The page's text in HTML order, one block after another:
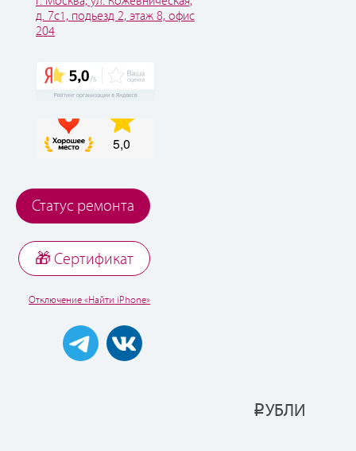
д. 7с1, подьезд 2, этаж 8, офис
204
Статус ремонта
🎁 Cертификат
Отключение «Найти iPhone»
РУБЛИ